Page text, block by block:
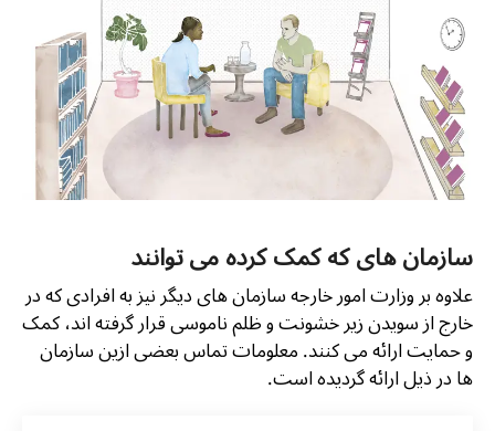
سازمان های که کمک کرده می توانند
علاوه بر وزارت امور خارجه سازمان های دیگر نیز به افرادی که در
خارج از سویدن زیر خشونت و ظلم ناموسی قرار گرفته اند، کمک
و حمایت ارائه می کنند. معلومات تماس بعضی ازین سازمان
ها در ذیل ارائه گردیده است.